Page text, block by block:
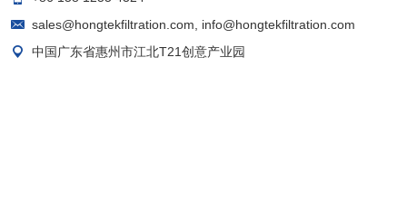
sales@hongtekfiltration.com, info@hongtekfiltration.com
中国广东省惠州市江北T21创意产业园